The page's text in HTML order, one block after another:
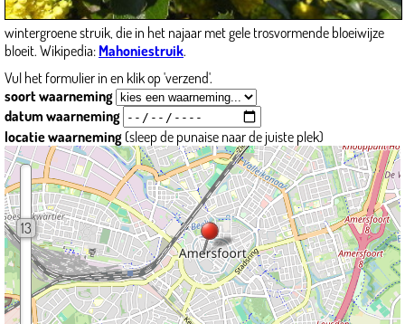
wintergroene struik, die in het najaar met gele trosvormende bloeiwijze
bloeit. Wikipedia: Mahoniestruik.
Vul het formulier in en klik op 'verzend'.
soort waarneming
datum waarneming
locatie waarneming (sleep de punaise naar de juiste plek)
13